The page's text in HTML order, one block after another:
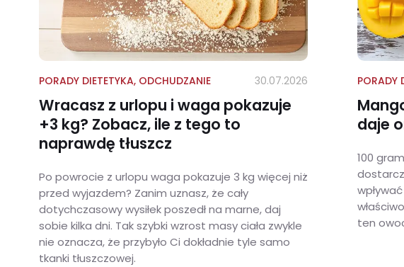
PORADY DIETETYKA, ODCHUDZANIE 30.07.2026
Wracasz z urlopu i waga pokazuje
+3 kg? Zobacz, ile z tego to
naprawdę tłuszcz
Po powrocie z urlopu waga pokazuje 3 kg więcej niż
przed wyjazdem? Zanim uznasz, że cały
dotychczasowy wysiłek poszedł na marne, daj
sobie kilka dni. Tak szybki wzrost masy ciała zwykle
nie oznacza, że przybyło Ci dokładnie tyle samo
tkanki tłuszczowej.
PORADY
daje
100
ten